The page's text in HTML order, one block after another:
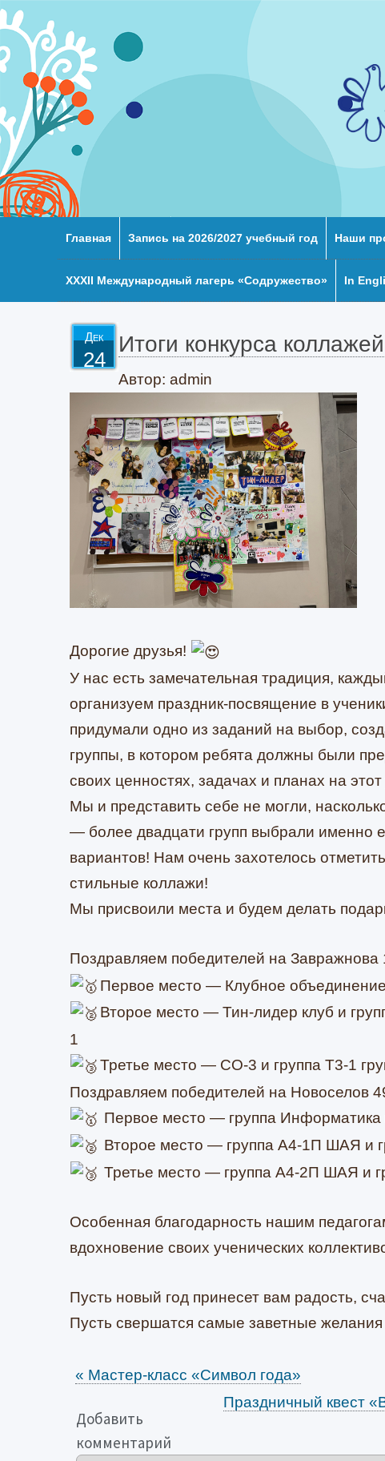
Главная Запись на 2026/2027 учебный год Наши
XXХII Международный лагерь «Содружество» In
Дек
24
Итоги конкурса коллажей
Автор: admin
Дорогие друзья!
У нас есть замечательная традиция,
организуем праздник-посвящение в
придумали одно из заданий на выбор,
группы, в котором ребята должны были
своих ценностях, задачах и планах на
Мы и представить себе не могли,
— более двадцати групп выбрали именно
вариантов! Нам очень захотелось
стильные коллажи!
Мы присвоили места и будем делать
Поздравляем победителей на Завражнова
Первое место — Клубное
Второе место — Тин-лидер клуб и
1
Третье место — СО-3 и группа Т3-1
Поздравляем победителей на Новоселов
Первое место — группа Информатика
Второе место — группа А4-1П ШАЯ и
Третье место — группа А4-2П ШАЯ и
Особенная благодарность нашим
вдохновение своих ученических
Пусть новый год принесет вам радость,
Пусть свершатся самые заветные
« Мастер-класс «Символ года»
Праздничный квест
Добавить
комментарий